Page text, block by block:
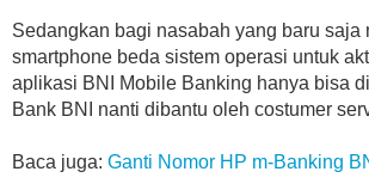
Sedangkan bagi nasabah yang baru saja
smartphone beda sistem operasi untuk
aplikasi BNI Mobile Banking hanya bisa
Bank BNI nanti dibantu oleh costumer
Baca juga: Ganti Nomor HP m-Banking